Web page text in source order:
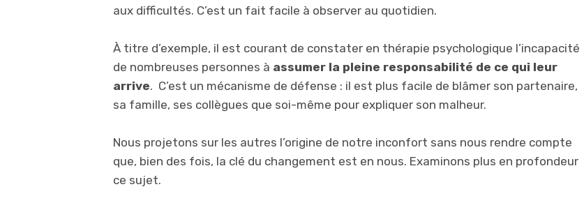
aux difficultés. C’est un fait facile à observer au quotidien.
À titre d’exemple, il est courant de constater en thérapie psychologique l’incapacité
de nombreuses personnes à assumer la pleine responsabilité de ce qui leur
arrive. C’est un mécanisme de défense : il est plus facile de blâmer son partenaire,
sa famille, ses collègues que soi-même pour expliquer son malheur.
Nous projetons sur les autres l’origine de notre inconfort sans nous rendre compte
que, bien des fois, la clé du changement est en nous. Examinons plus en profondeur
ce sujet.